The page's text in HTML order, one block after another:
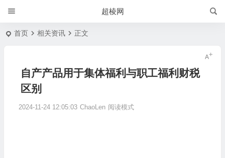
超棱网
首页 相关资讯 正文
自产产品用于集体福利与职工福利财税
区别
2024-11-24 12:05:03 ChaoLen 阅读模式